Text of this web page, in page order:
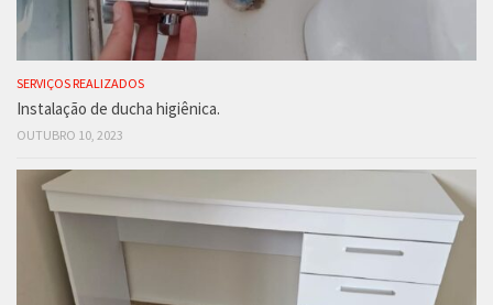
SERVIÇOS REALIZADOS
Instalação de ducha higiênica.
OUTUBRO 10, 2023